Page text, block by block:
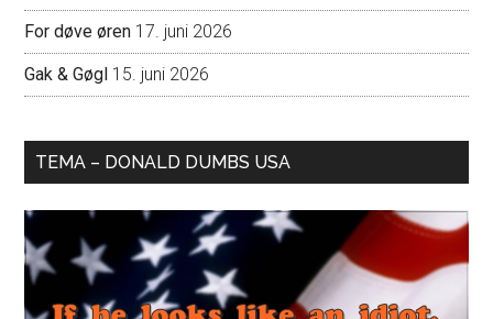
For døve øren 17. juni 2026
Gak & Gøgl 15. juni 2026
TEMA – DONALD DUMBS USA